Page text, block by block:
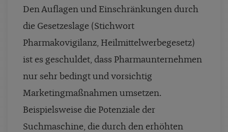
Den Auflagen und Einschränkungen durch
die Gesetzeslage (Stichwort
Pharmakovigilanz, Heilmittelwerbegesetz)
ist es geschuldet, dass Pharmaunternehmen
nur sehr bedingt und vorsichtig
Marketingmaßnahmen umsetzen.
Beispielsweise die Potenziale der
Suchmaschine, die durch den erhöhten